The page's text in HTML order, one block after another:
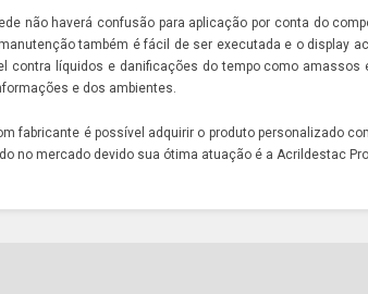
não haverá confusão para aplicação por conta do
também é fácil de ser executada e o display
contra líquidos e danificações do tempo como amassos
e dos ambientes.
fabricante é possível adquirir o produto personalizado
no mercado devido sua ótima atuação é a Acrildestac